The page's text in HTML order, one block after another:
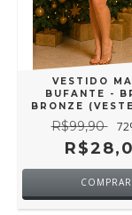
VESTIDO
BUFANTE -
BRONZE
R$99,90 72
COMPRAR